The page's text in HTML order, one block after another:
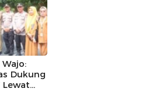
Dukung
Lewat